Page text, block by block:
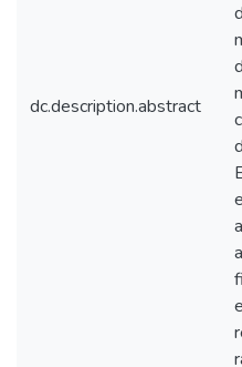
dc.description.abstract